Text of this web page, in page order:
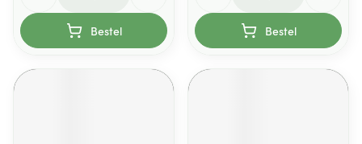
Bestel Bestel